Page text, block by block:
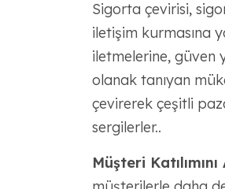
Sigorta çevirisi,
iletişim kurmasına
iletmelerine, güven
olanak tanıyan
çevirerek çeşitli
sergilerler..
Müşteri